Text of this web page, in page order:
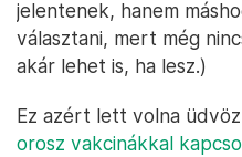
jelentenek, hanem
választani, mert még
akár lehet is, ha lesz.)
Ez azért lett volna
orosz vakcinákkal